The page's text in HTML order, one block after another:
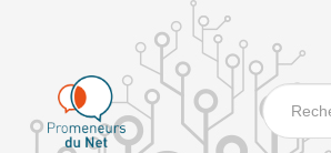
principal